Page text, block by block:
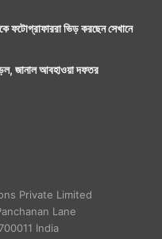
ফটোগ্রাফাররা ভিড় করছেন সেখানে
বাড়ল, জানাল আবহাওয়া দফতর
Private Limited
Lane
India